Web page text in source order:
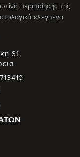
περιποίησης της
ελεγμένα
61,